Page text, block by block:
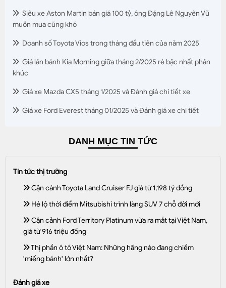
Siêu xe Aston Martin bán giá 100 tỷ, ông Đặng Lê Nguyên Vũ
muốn mua cũng khó
Doanh số Toyota Vios trong tháng đầu tiên của năm 2025
Giá lăn bánh Kia Morning giữa tháng 2/2025 rẻ bậc nhất phân
khúc
Giá xe Mazda CX5 tháng 1/2025 và Đánh giá chi tiết xe
Giá xe Ford Everest tháng 01/2025 và Đánh giá xe chi tiết
DANH MỤC TIN TỨC
Tin tức thị trường
Cận cảnh Toyota Land Cruiser FJ giá từ 1,198 tỷ đồng
Hé lộ thời điểm Mitsubishi trình làng SUV 7 chỗ đời mới
Cận cảnh Ford Territory Platinum vừa ra mắt tại Việt Nam,
giá từ 916 triệu đồng
Thị phần ô tô Việt Nam: Những hãng nào đang chiếm
'miếng bánh' lớn nhất?
Đánh giá xe